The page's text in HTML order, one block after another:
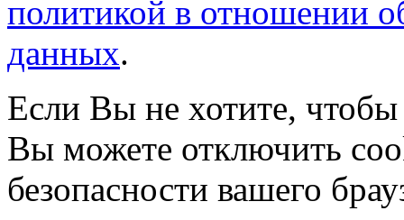
политикой в отношении
данных.
Если Вы не хотите,
Вы можете отключить
безопасности вашего